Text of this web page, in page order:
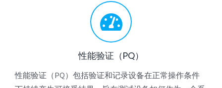
性能验证（PQ）
性能验证（PQ）包括验证和记录设备在正常操作条件